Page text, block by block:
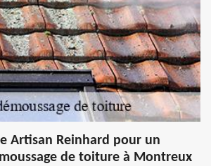
Artisan Reinhard pour un
de toiture à Montreux